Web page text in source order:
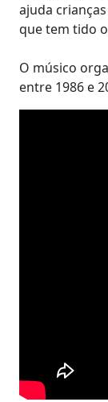
ajuda
que tem tido
O músico
entre 1986 e